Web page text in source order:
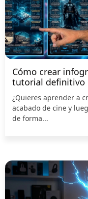
Cómo crear
tutorial definitivo
¿Quieres aprender a
acabado de cine y
de forma...